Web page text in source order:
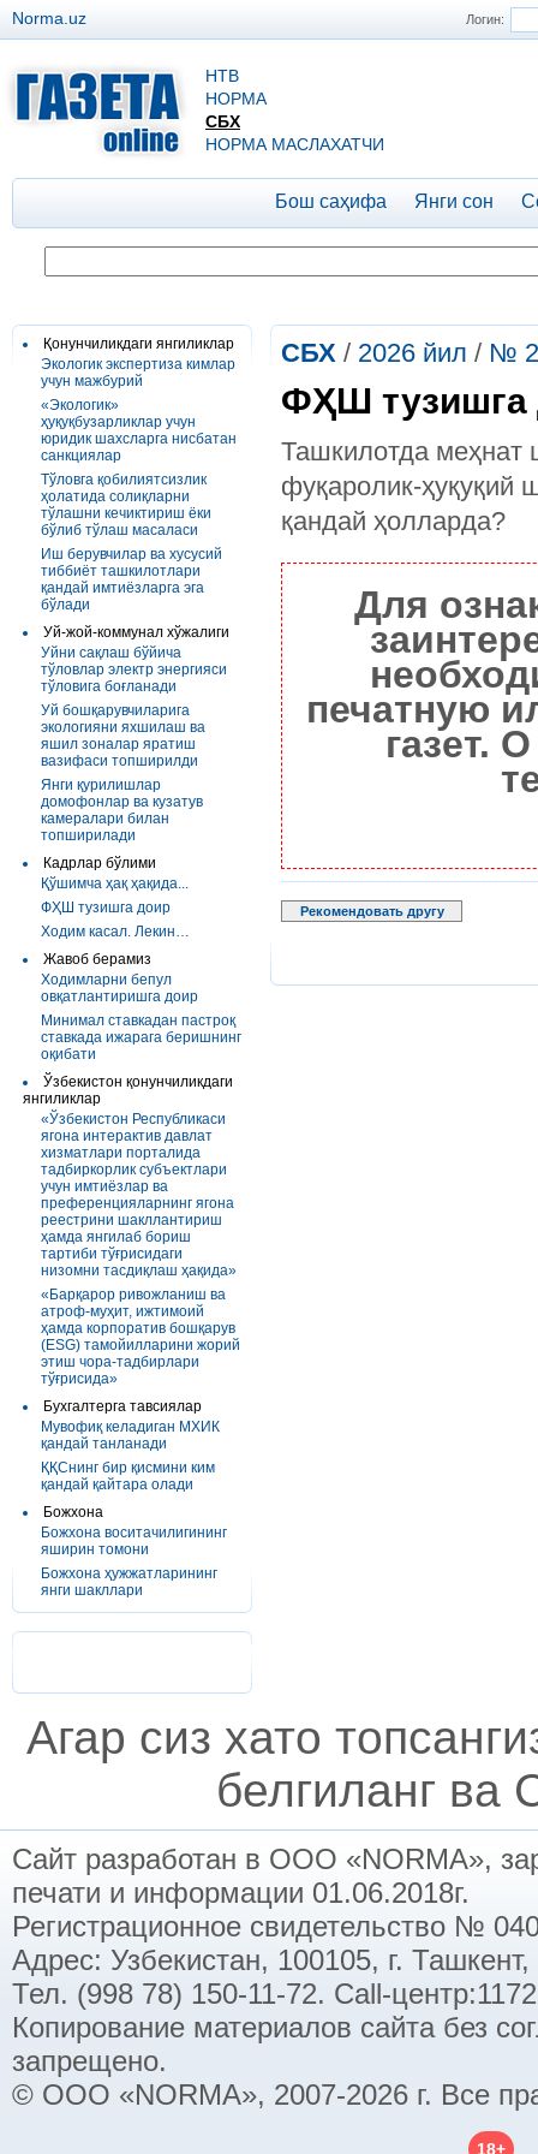
Логин:
Norma.uz
НТВ
НОРМА
СБХ
НОРМА МАСЛАХАТЧИ
Бош саҳифа Янги сон
Қонунчиликдаги янгиликлар
Экологик экспертиза кимлар
учун мажбурий
«Экологик»
ҳуқуқбузарликлар учун
юридик шахсларга нисбатан
санкциялар
Тўловга қобилиятсизлик
ҳолатида солиқларни
тўлашни кечиктириш ёки
бўлиб тўлаш масаласи
Иш берувчилар ва хусусий
тиббиёт ташкилотлари
қандай имтиёзларга эга
бўлади
Уй-жой-коммунал хўжалиги
Уйни сақлаш бўйича
тўловлар электр энергияси
тўловига боғланади
Уй бошқарувчиларига
экологияни яхшилаш ва
яшил зоналар яратиш
вазифаси топширилди
Янги қурилишлар
домофонлар ва кузатув
камералари билан
топширилади
Кадрлар бўлими
Қўшимча ҳақ ҳақида...
ФҲШ тузишга доир
Ходим касал. Лекин…
Жавоб берамиз
Ходимларни бепул
овқатлантиришга доир
Минимал ставкадан пастроқ
ставкада ижарага беришнинг
оқибати
Ўзбекистон қонунчиликдаги
янгиликлар
«Ўзбекистон Республикаси
ягона интерактив давлат
хизматлари порталида
тадбиркорлик субъектлари
учун имтиёзлар ва
преференцияларнинг ягона
реестрини шакллантириш
ҳамда янгилаб бориш
тартиби тўғрисидаги
низомни тасдиқлаш ҳақида»
«Барқарор ривожланиш ва
атроф-муҳит, ижтимоий
ҳамда корпоратив бошқарув
(ESG) тамойилларини жорий
этиш чора-тадбирлари
тўғрисида»
Бухгалтерга тавсиялар
Мувофиқ келадиган МХИК
қандай танланади
ҚҚСнинг бир қисмини ким
қандай қайтара олади
Божхона
Божхона воситачилигининг
яширин томони
Божхона ҳужжатларининг
янги шакллари
СБХ / 2026 йил / №
ФҲШ тузишга
Ташкилотда меҳнат
фуқаролик-ҳуқуқий
қандай ҳолларда?
Для
печатную
газет.
Рекомендовать другу
Агар сиз хато
белгиланг ва
Сайт разработан в ООО «NORMA»,
печати и информации 01.06.2018г.
Регистрационное свидетельство №
Адрес: Узбекистан, 100105, г.
Тел. (998 78) 150-11-72. Call-
Копирование материалов сайта без
запрещено.
© ООО «NORMA», 2007-2026 г. Все
18+